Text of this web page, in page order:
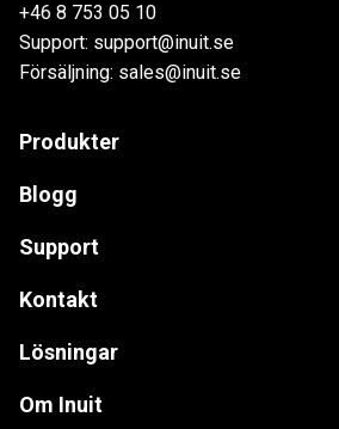
+46 8 753 05 10
Support: support@inuit.se
Försäljning: sales@inuit.se
Produkter
Blogg
Support
Kontakt
Lösningar
Om Inuit